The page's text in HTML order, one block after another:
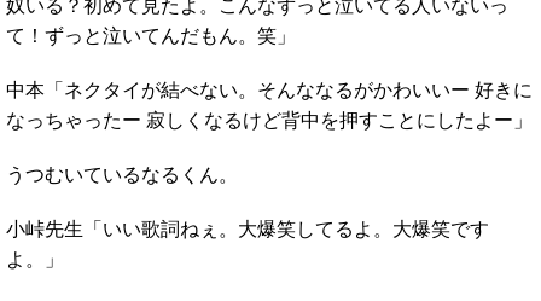
奴いる？初めて見たよ。こんなずっと泣いてる人いないっ
て！ずっと泣いてんだもん。笑」
中本「ネクタイが結べない。そんななるがかわいいー 好きに
なっちゃったー 寂しくなるけど背中を押すことにしたよー」
うつむいているなるくん。
小峠先生「いい歌詞ねぇ。大爆笑してるよ。大爆笑です
よ。」